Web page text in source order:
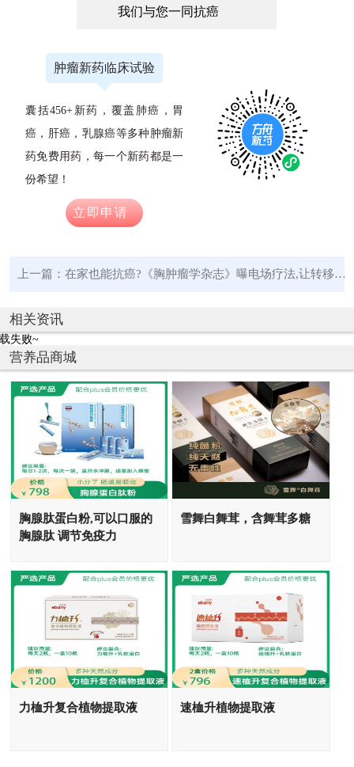
我们与您一同抗癌
肿瘤新药临床试验
囊括456+新药，覆盖肺癌，胃
癌，肝癌，乳腺癌等多种肿瘤新
药免费用药，每一个新药都是一
份希望！
立即申请
上一篇： 在家也能抗癌?《胸肿瘤学杂志》曝电场疗法,让转移性肺癌显著缩小
相关资讯
失败~
营养品商城
胸腺肽蛋白粉,可以口服的
胸腺肽 调节免疫力
雪舞白舞茸，含舞茸多糖
力桖升复合植物提取液 速桖升植物提取液